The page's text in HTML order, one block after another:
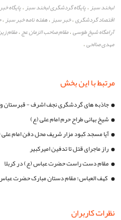
لبخند سبز،پایگاه گردشگری لبخند سبز،پایگاه
اقتصاد گردشگری،خبر سبز،هفته نامه خبر سبز،
آرامگاه شیخ طوسی،مقام صاحب الزمان عج،مقام
مهدی صالحی،
مرتبط با این بخش
جاذبه های گردشگری نجف اشرف - قبرستان
شیخ بهائی طراح حرم امام علی (ع)
آیا مسجد کبود مزار شریف محل دفن امام
راز ماجرای قتل تا تدفین امیرکبیر
مقام دست راست حضرت عباس (ع) در کربلا
کهف العباس؛ مقام دستان مبارک حضرت
نظرات کاربران